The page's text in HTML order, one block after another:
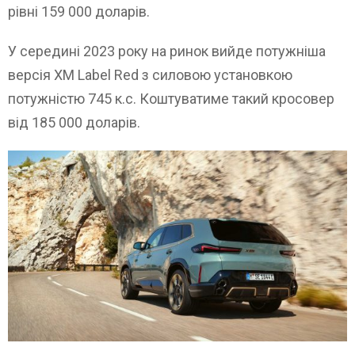
рівні 159 000 доларів.
У середині 2023 року на ринок вийде потужніша
версія XM Label Red з силовою установкою
потужністю 745 к.с. Коштуватиме такий кросовер
від 185 000 доларів.